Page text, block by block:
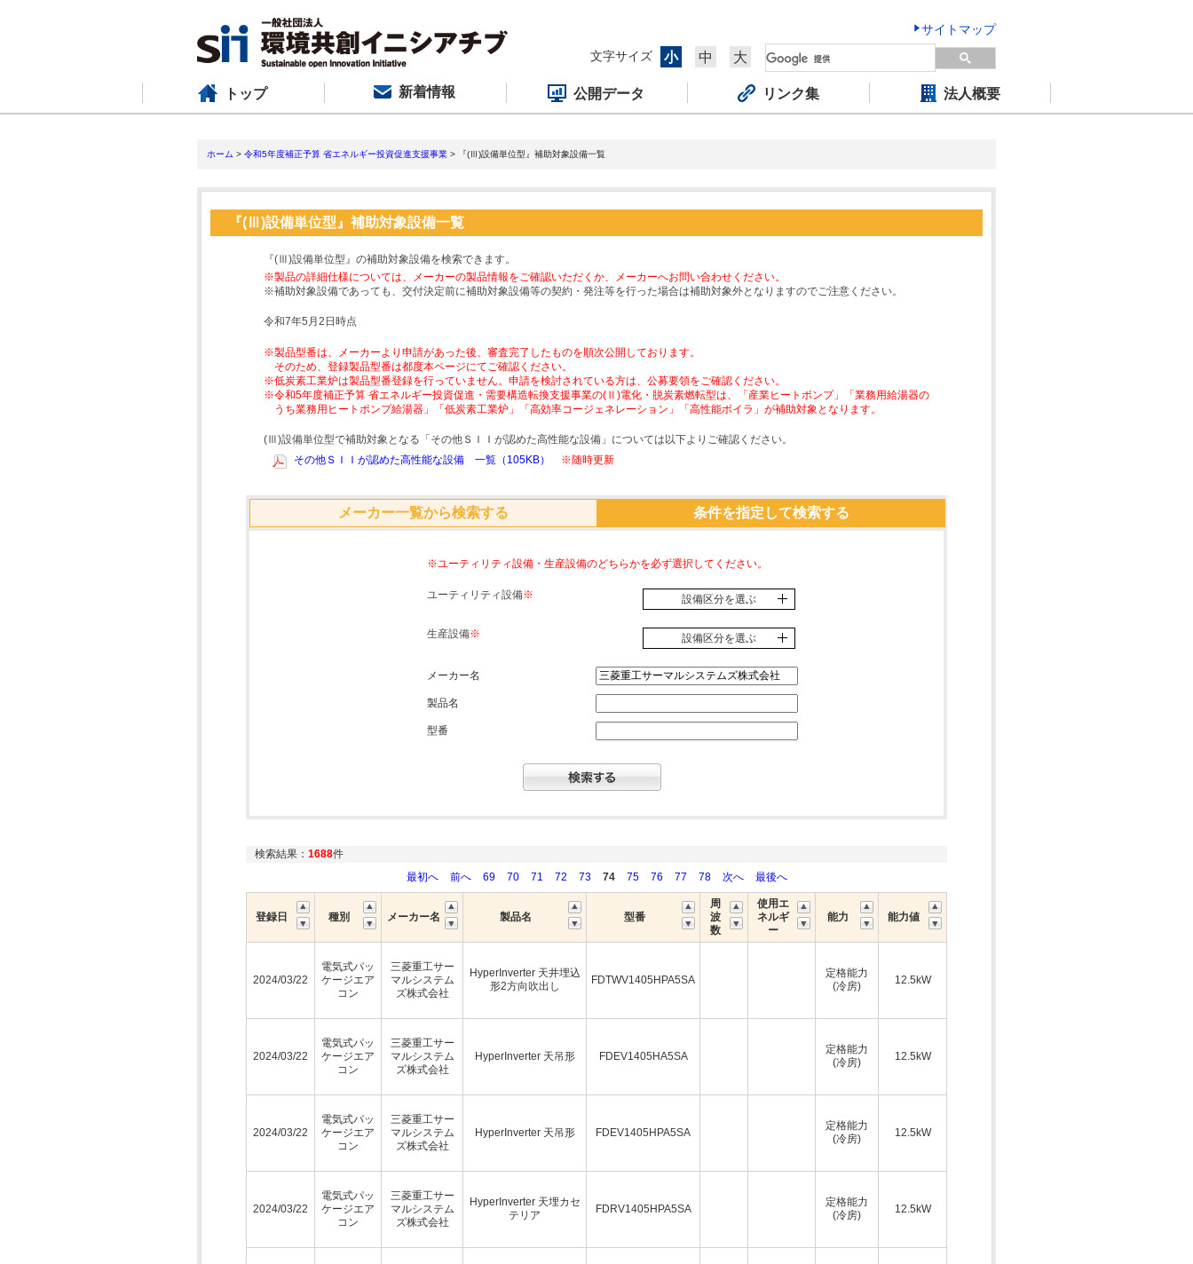
サイトマップ
文字サイズ
小 中 大
トップ 新着情報 公開データ リンク集 法人概要
ホーム > 令和5年度補正予算 省エネルギー投資促進支援事業 > 『(Ⅲ)設備単位型』補助対象設備一覧
『(Ⅲ)設備単位型』補助対象設備一覧
『(Ⅲ)設備単位型』の補助対象設備を検索できます。
※製品の詳細仕様については、メーカーの製品情報をご確認いただくか、メーカーへお問い合わせください。
※補助対象設備であっても、交付決定前に補助対象設備等の契約・発注等を行った場合は補助対象外となりますのでご注意ください。
令和7年5月2日時点
※製品型番は、メーカーより申請があった後、審査完了したものを順次公開しております。
そのため、登録製品型番は都度本ページにてご確認ください。
※低炭素工業炉は製品型番登録を行っていません。申請を検討されている方は、公募要領をご確認ください。
※令和5年度補正予算 省エネルギー投資促進・需要構造転換支援事業の(Ⅱ)電化・脱炭素燃転型は、「産業ヒートポンプ」「業務用給湯器の
うち業務用ヒートポンプ給湯器」「低炭素工業炉」「高効率コージェネレーション」「高性能ボイラ」が補助対象となります。
(Ⅲ)設備単位型で補助対象となる「その他ＳＩＩが認めた高性能な設備」については以下よりご確認ください。
その他ＳＩＩが認めた高性能な設備 一覧（105KB）
※随時更新
メーカー一覧から検索する 条件を指定して検索する
※ユーティリティ設備・生産設備のどちらかを必ず選択してください。
ユーティリティ設備※ 設備区分を選ぶ
生産設備※ 設備区分を選ぶ
メーカー名
製品名
型番
検索結果： 1688件
最初へ
前へ 69 70 71 72 73 74 75 76 77 78 次へ 最後へ
登録日 種別 メーカー名 製品名 型番
周
波
数
使用エ
ネルギ
ー
能力 能力値
2024/03/22
電気式パッ
ケージエア
コン
三菱重工サー
マルシステム
ズ株式会社
HyperInverter 天井埋込
形2方向吹出し
FDTWV1405HPA5SA
定格能力
(冷房)
12.5kW
2024/03/22
電気式パッ
ケージエア
コン
三菱重工サー
マルシステム
ズ株式会社
HyperInverter 天吊形 FDEV1405HA5SA
定格能力
(冷房)
12.5kW
2024/03/22
電気式パッ
ケージエア
コン
三菱重工サー
マルシステム
ズ株式会社
HyperInverter 天吊形 FDEV1405HPA5SA
定格能力
(冷房)
12.5kW
2024/03/22
電気式パッ
ケージエア
コン
三菱重工サー
マルシステム
ズ株式会社
HyperInverter 天埋カセ
テリア
FDRV1405HPA5SA
定格能力
(冷房)
12.5kW